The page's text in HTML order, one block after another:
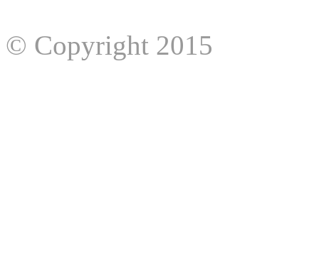
© Copyright 2015